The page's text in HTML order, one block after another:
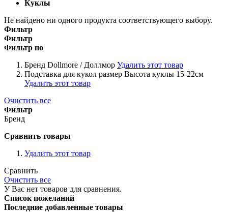
Куклы
Не найдено ни одного продукта соответствующего выбору.
Фильтр
Фильтр
Фильтр по
Бренд Dollmore / Доллмор Удалить этот товар
Подставка для кукол размер Высота куклы 15-22см
Удалить этот товар
Очистить все
Фильтр
Бренд
Сравнить товары
Удалить этот товар
Сравнить
Очистить все
У Вас нет товаров для сравнения.
Список пожеланий
Последние добавленные товары